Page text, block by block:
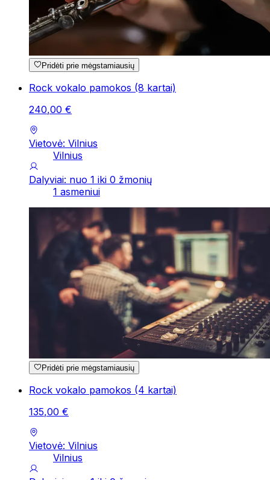
Pridėti prie mėgstamiausių
Rock vokalo pamokos (8 kartai)
240,00 €
Vietovė: Vilnius
Vilnius
Dalyviai: nuo 1 iki 0 žmonių
1 asmeniui
Pridėti prie mėgstamiausių
Rock vokalo pamokos (4 kartai)
135,00 €
Vietovė: Vilnius
Vilnius